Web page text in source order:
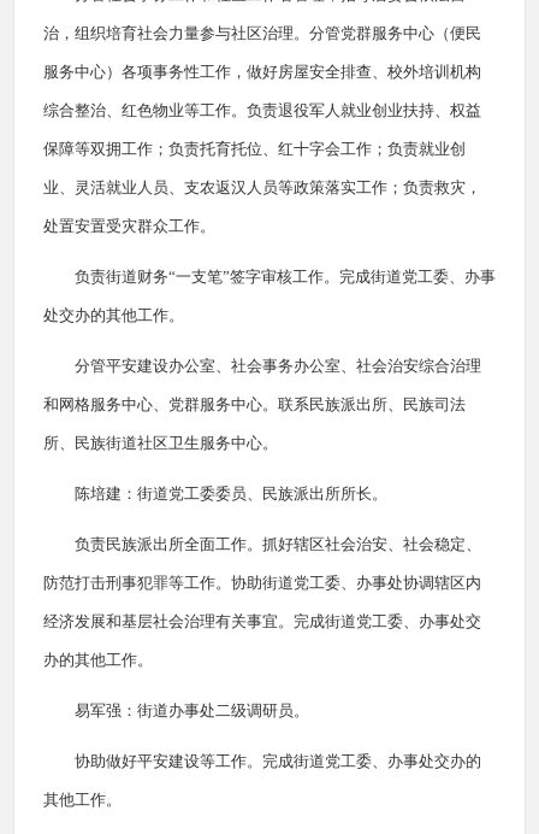
治，组织培育社会力量参与社区治理。分管党群服务中心（便民
服务中心）各项事务性工作，做好房屋安全排查、校外培训机构
综合整治、红色物业等工作。负责退役军人就业创业扶持、权益
保障等双拥工作；负责托育托位、红十字会工作；负责就业创
业、灵活就业人员、支农返汉人员等政策落实工作；负责救灾，
处置安置受灾群众工作。
负责街道财务“一支笔”签字审核工作。完成街道党工委、办事
处交办的其他工作。
分管平安建设办公室、社会事务办公室、社会治安综合治理
和网格服务中心、党群服务中心。联系民族派出所、民族司法
所、民族街道社区卫生服务中心。
陈培建：街道党工委委员、民族派出所所长。
负责民族派出所全面工作。抓好辖区社会治安、社会稳定、
防范打击刑事犯罪等工作。协助街道党工委、办事处协调辖区内
经济发展和基层社会治理有关事宜。完成街道党工委、办事处交
办的其他工作。
易军强：街道办事处二级调研员。
协助做好平安建设等工作。完成街道党工委、办事处交办的
其他工作。